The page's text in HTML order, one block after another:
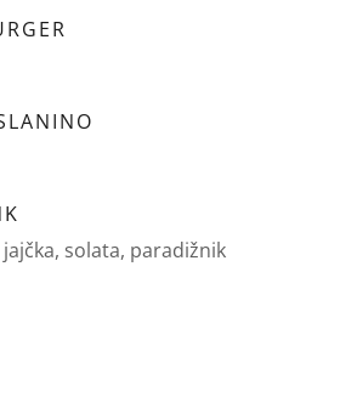
solata, paradižnik